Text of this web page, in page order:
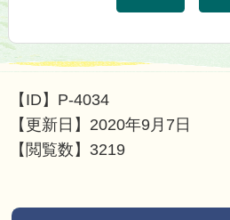
【ID】 P-4034
【更新日】 2020年9月7日
【閲覧数】 3219